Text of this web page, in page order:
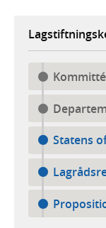
Statens